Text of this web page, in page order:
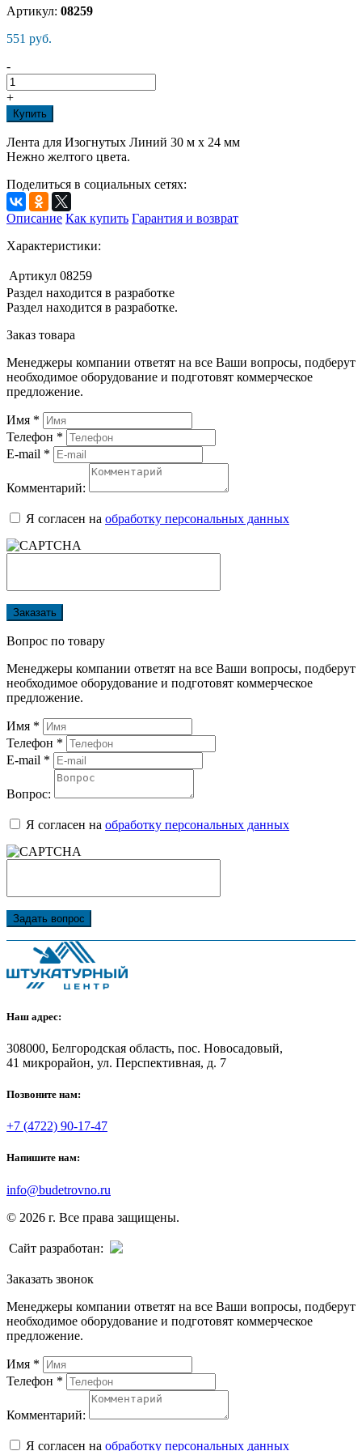
Артикул: 08259
551 руб.
-
+
Купить
Лента для Изогнутых Линий 30 м x 24 мм
Нежно желтого цвета.
Поделиться в социальных сетях:
Описание Как купить Гарантия и возврат
Характеристики:
Артикул 08259
Раздел находится в разработке
Раздел находится в разработке.
Заказ товара
Менеджеры компании ответят на все Ваши вопросы, подберут
необходимое оборудование и подготовят коммерческое
предложение.
Имя *
Телефон *
E-mail *
Комментарий:
Я согласен на обработку персональных данных
Заказать
Вопрос по товару
Менеджеры компании ответят на все Ваши вопросы, подберут
необходимое оборудование и подготовят коммерческое
предложение.
Имя *
Телефон *
E-mail *
Вопрос:
Я согласен на обработку персональных данных
Задать вопрос
Наш адрес:
308000, Белгородская область, пос. Новосадовый,
41 микрорайон, ул. Перспективная, д. 7
Позвоните нам:
+7 (4722) 90-17-47
Напишите нам:
info@budetrovno.ru
© 2026 г. Все права защищены.
Сайт разработан:
Заказать звонок
Менеджеры компании ответят на все Ваши вопросы, подберут
необходимое оборудование и подготовят коммерческое
предложение.
Имя *
Телефон *
Комментарий:
Я согласен на обработку персональных данных